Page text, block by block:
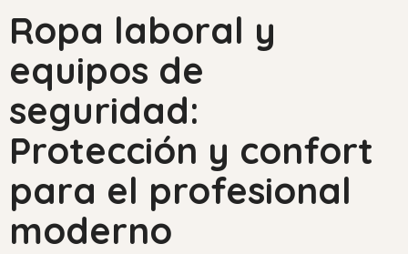
Ropa laboral y
equipos de
seguridad:
Protección y confort
para el profesional
moderno